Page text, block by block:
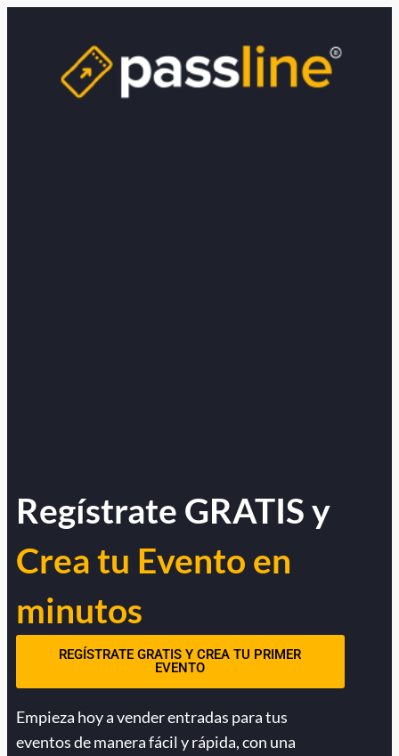
Regístrate GRATIS y
Crea tu Evento en
minutos
REGÍSTRATE GRATIS Y CREA TU PRIMER
EVENTO
Empieza hoy a vender entradas para tus
eventos de manera fácil y rápida, con una